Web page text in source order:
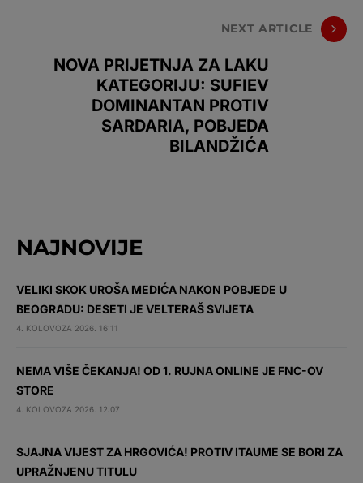
NEXT ARTICLE
NOVA PRIJETNJA ZA LAKU
KATEGORIJU: SUFIEV
DOMINANTAN PROTIV
SARDARIA, POBJEDA
BILANDŽIĆA
NAJNOVIJE
VELIKI SKOK UROŠA MEDIĆA NAKON POBJEDE U
BEOGRADU: DESETI JE VELTERAŠ SVIJETA
4. KOLOVOZA 2026. 16:11
NEMA VIŠE ČEKANJA! OD 1. RUJNA ONLINE JE FNC-OV
STORE
4. KOLOVOZA 2026. 12:07
SJAJNA VIJEST ZA HRGOVIĆA! PROTIV ITAUME SE BORI ZA
UPRAŽNJENU TITULU